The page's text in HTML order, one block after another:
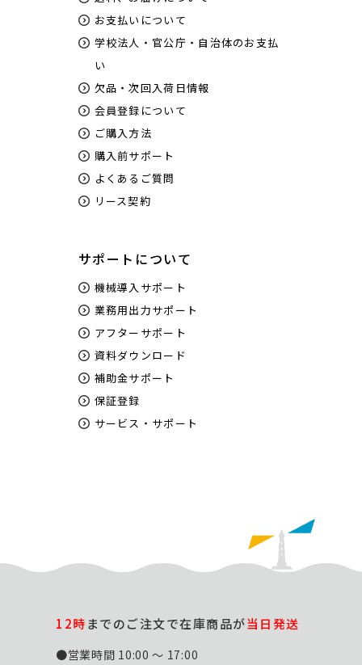
お支払いについて
学校法人・官公庁・自治体のお支払
い
欠品・次回入荷日情報
会員登録について
ご購入方法
購入前サポート
よくあるご質問
リース契約
サポートについて
機械導入サポート
業務用出力サポート
アフターサポート
資料ダウンロード
補助金サポート
保証登録
サービス・サポート
12時までのご注文で在庫商品が当日発送
●営業時間 10:00 ～ 17:00